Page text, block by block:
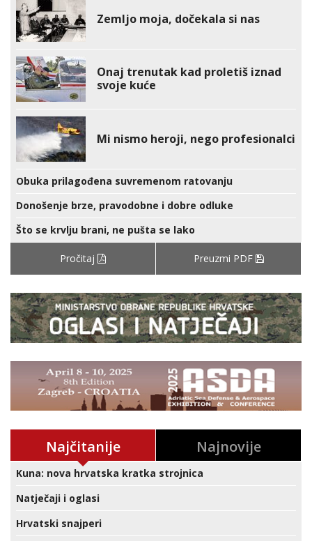
Zemljo moja, dočekala si nas
Onaj trenutak kad proletiš iznad
svoje kuće
Mi nismo heroji, nego profesionalci
Obuka prilagođena suvremenom ratovanju
Donošenje brze, pravodobne i dobre odluke
Što se krvlju brani, ne pušta se lako
Pročitaj Preuzmi PDF
Najčitanije Najnovije
Kuna: nova hrvatska kratka strojnica
Natječaji i oglasi
Hrvatski snajperi